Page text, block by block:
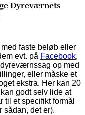
Dyreværnets
faste beløb eller
evt. på Facebook,
op med
eller måske et
ekstra. Her kan 20
godt selv lide at
til et specifikt formål
sådan, det er).